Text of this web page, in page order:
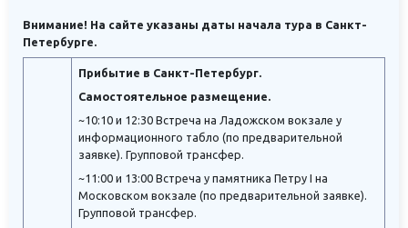
Внимание! На сайте указаны даты начала тура в Санкт-
Петербурге.
Прибытие в Санкт-Петербург.
Самостоятельное размещение.
~10:10 и 12:30 Встреча на Ладожском вокзале у
информационного табло (по предварительной
заявке). Групповой трансфер.
~11:00 и 13:00 Встреча у памятника Петру I на
Московском вокзале (по предварительной заявке).
Групповой трансфер.